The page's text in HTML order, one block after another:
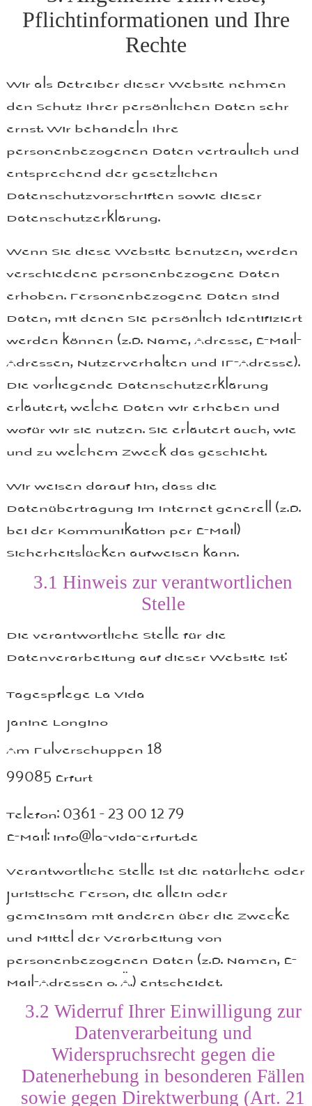
Pflichtinformationen und Ihre
Rechte
Wir als Betreiber dieser Website nehmen
den Schutz Ihrer persönlichen Daten sehr
ernst. Wir behandeln Ihre
personenbezogenen Daten vertraulich und
entsprechend der gesetzlichen
Datenschutzvorschriften sowie dieser
Datenschutzerklärung.
Wenn Sie diese Website benutzen, werden
verschiedene personenbezogene Daten
erhoben. Personenbezogene Daten sind
Daten, mit denen Sie persönlich identifiziert
werden können (z.B. Name, Adresse, E-Mail-
Adressen, Nutzerverhalten und IP-Adresse).
Die vorliegende Datenschutzerklärung
erläutert, welche Daten wir erheben und
wofür wir sie nutzen. Sie erläutert auch, wie
und zu welchem Zweck das geschieht.
Wir weisen darauf hin, dass die
Datenübertragung im Internet generell (z.B.
bei der Kommunikation per E-Mail)
Sicherheitslücken aufweisen kann.
3.1Hinweis zur verantwortlichen
Stelle
Die verantwortliche Stelle für die
Datenverarbeitung auf dieser Website ist:
Tagespflege La Vida
Janine Longino
Am Pulverschuppen 18
99085 Erfurt
Telefon: 0361 - 23 00 12 79
E-Mail: info@la-vida-erfurt.de
Verantwortliche Stelle ist die natürliche oder
juristische Person, die allein oder
gemeinsam mit anderen über die Zwecke
und Mittel der Verarbeitung von
personenbezogenen Daten (z.B. Namen, E-
Mail-Adressen o. Ä.) entscheidet.
3.2 Widerruf Ihrer Einwilligung zur
Datenverarbeitung und
Widerspruchsrecht gegen die
Datenerhebung in besonderen Fällen
sowie gegen Direktwerbung (Art. 21